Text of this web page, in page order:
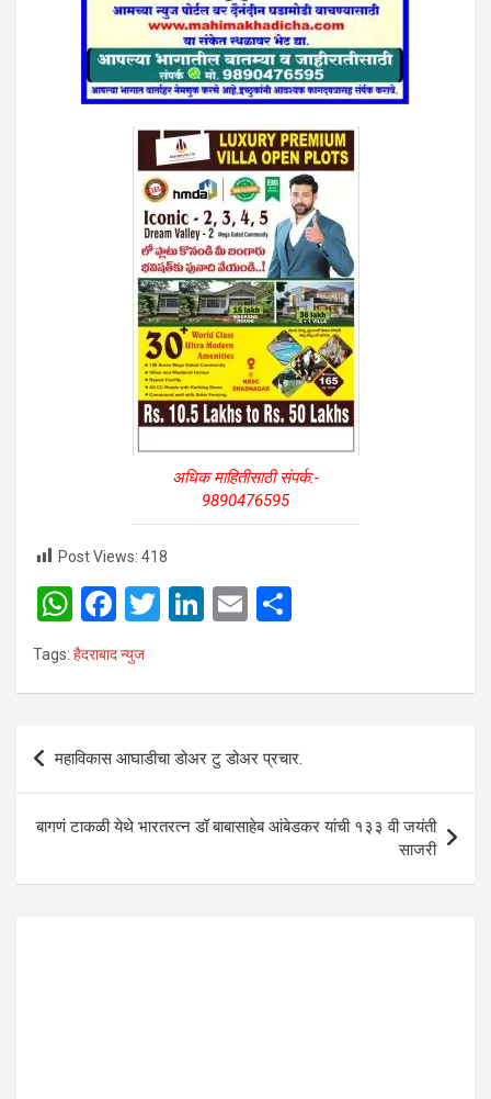
अधिक माहितीसाठी संपर्क:-
9890476595
Post Views: 418
W
h
at
A
p
F
a
ce
o
k
T
Li
n
E
Tags: हैदराबाद न्युज
Post
navigation
महाविकास आघाडीचा डोअर टु डोअर प्रचार.
बागणं टाकळी येथे भारतरत्न डॉ बाबासाहेब आंबेडकर यांची १३३ वी जयंती
साजरी